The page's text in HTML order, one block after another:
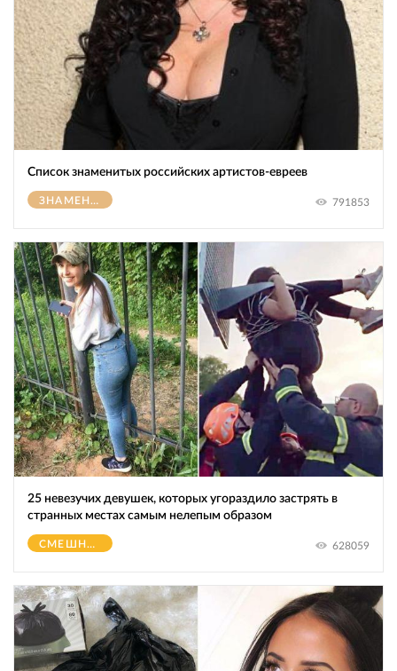
Список знаменитых российских артистов-евреев
ЗНАМЕНИТОСТИ 791853
25 невезучих девушек, которых угораздило застрять в
странных местах самым нелепым образом
СМЕШНОЕ 628059